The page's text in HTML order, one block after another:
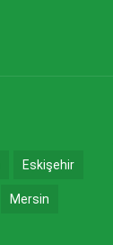
Eskişehir
Mersin